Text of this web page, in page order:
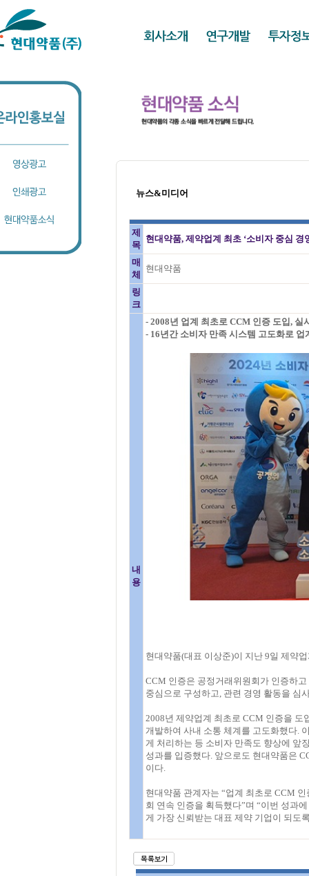
뉴스&미디어
제
목
현대약품, 제약업계 최초 ‘소비자 중심 경
매
체
현대약품
링
크
내
용
- 2008년 업계 최초로 CCM 인증 도입, 실
- 16년간 소비자 만족 시스템 고도화로 업
현대약품(대표 이상준)이 지난 9일 제약
CCM 인증은 공정거래위원회가 인증하
중심으로 구성하고, 관련 경영 활동을 심
2008년 제약업계 최초로 CCM 인증을
개발하여 사내 소통 체계를 고도화했다.
게 처리하는 등 소비자 만족도 향상에 앞
성과를 입증했다. 앞으로도 현대약품은
이다.
현대약품 관계자는 “업계 최초로 CCM
회 연속 인증을 획득했다”며 “이번 성과
게 가장 신뢰받는 대표 제약 기업이 되도